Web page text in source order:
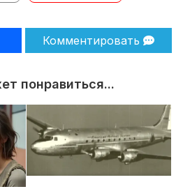
Комментировать
понравиться...